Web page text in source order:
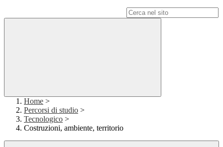
Home >
Percorsi di studio >
Tecnologico >
Costruzioni, ambiente, territorio